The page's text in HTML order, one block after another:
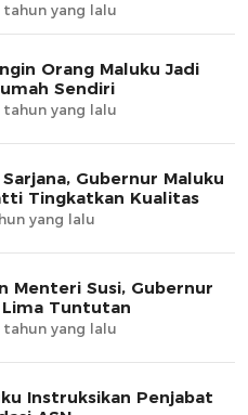
tahun yang lalu
Orang Maluku Jadi
Sendiri
tahun yang lalu
Gubernur Maluku
Tingkatkan Kualitas
yang lalu
Menteri Susi, Gubernur
Lima Tuntutan
tahun yang lalu
Instruksikan Penjabat